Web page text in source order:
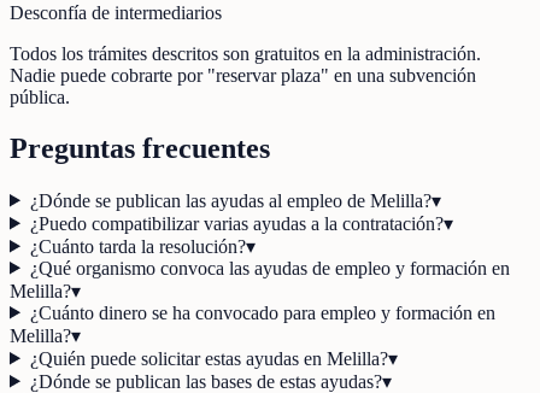
Desconfía de intermediarios
Todos los trámites descritos son gratuitos en la administración.
Nadie puede cobrarte por "reservar plaza" en una subvención
pública.
Preguntas frecuentes
¿Dónde se publican las ayudas al empleo de Melilla?▾
¿Puedo compatibilizar varias ayudas a la contratación?▾
¿Cuánto tarda la resolución?▾
¿Qué organismo convoca las ayudas de empleo y formación en
Melilla?▾
¿Cuánto dinero se ha convocado para empleo y formación en
Melilla?▾
¿Quién puede solicitar estas ayudas en Melilla?▾
¿Dónde se publican las bases de estas ayudas?▾